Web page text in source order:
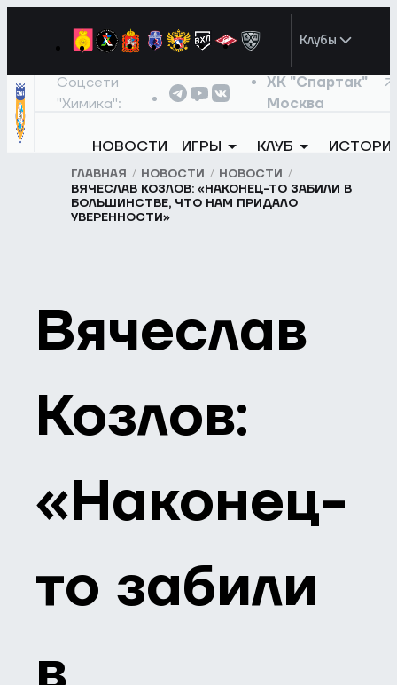
Клубы
Соцсети
"Химика":
ХК "Спартак"
Москва
НОВОСТИ ИГРЫ КЛУБ
ГЛАВНАЯ НОВОСТИ
НОВОСТИ
ВЯЧЕСЛАВ КОЗЛОВ: «НАКОНЕЦ-ТО ЗАБИЛИ В
БОЛЬШИНСТВЕ, ЧТО НАМ ПРИДАЛО
УВЕРЕННОСТИ»
Вячеслав
Козлов:
«Наконец-
то забили